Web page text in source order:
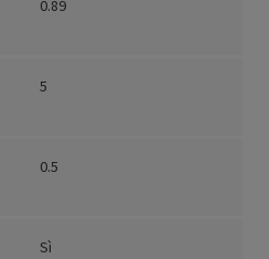
0.89
5
0.5
Sì